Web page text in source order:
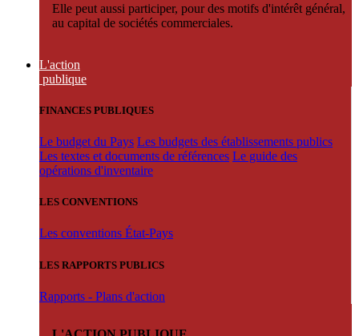
Elle peut aussi participer, pour des motifs d'intérêt général,
au capital de sociétés commerciales.
L'action
publique
FINANCES PUBLIQUES
Le budget du Pays Les budgets des établissements publics
Les textes et documents de références Le guide des
opérations d'inventaire
LES CONVENTIONS
Les conventions État-Pays
LES RAPPORTS PUBLICS
Rapports - Plans d'action